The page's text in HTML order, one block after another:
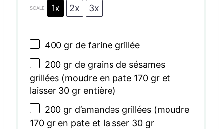
SCALE 1x 2x 3x
400gr de farine grillée
200gr de grains de sésames
grillées (moudre en pate 170 gr et
laisser 30gr entière)
200gr d’amandes grillées (moudre
170gr en pate et laisser 30 gr